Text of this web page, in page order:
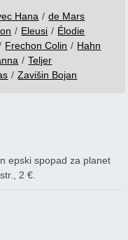
Hana / de Mars
/ Eleusi / Élodie
Frechon Colin / Hahn
/ Teljer
/ Zavišin Bojan
epski spopad za planet
2 €.